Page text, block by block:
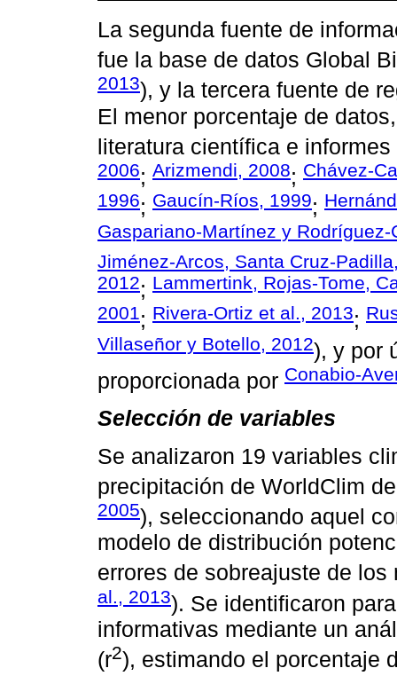
La segunda fuente de
fue la base de datos Global
2013), y la tercera fuente de
El menor porcentaje de
literatura científica e
2006; Arizmendi, 2008; Chávez-
1996; Gaucín-Ríos, 1999;
Gaspariano-Martínez y
Jiménez-Arcos, Santa Cruz-
2012; Lammertink, Rojas-Tome,
2001; Rivera-Ortiz et al., 2013;
Villaseñor y Botello, 2012), y por
proporcionada por Conabio-
Selección de variables
Se analizaron 19 variables
precipitación de WorldClim
2005), seleccionando aquel
modelo de distribución
errores de sobreajuste de
al., 2013). Se identificaron
informativas mediante un
(r2), estimando el porcentaje